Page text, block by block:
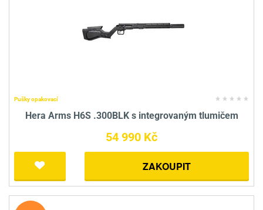
Pušky opakovací
Hera Arms H6S .300BLK s integrovaným tlumičem
54 990 Kč
ZAKOUPIT